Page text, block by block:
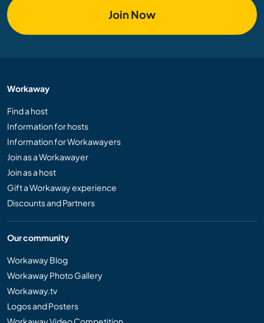
Join Now
Workaway
Find a host
Information for hosts
Information for Workawayers
Join as a Workawayer
Join as a host
Gift a Workaway experience
Discounts and Partners
Our community
Workaway Blog
Workaway Photo Gallery
Workaway.tv
Logos and Posters